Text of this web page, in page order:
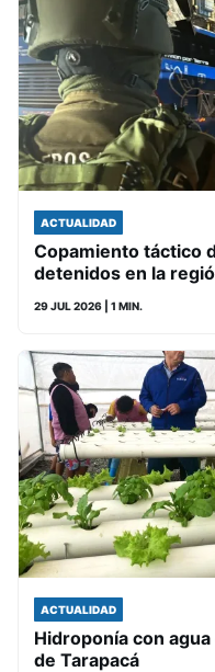
ACTUALIDAD
Copamiento táctico
detenidos en la
29 JUL 2026 | 1 MIN.
ACTUALIDAD
Hidroponía con
de Tarapacá